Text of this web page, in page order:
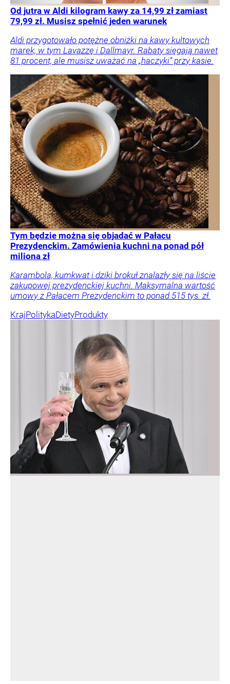
Od jutra w Aldi kilogram kawy za 14,99 zł zamiast
79,99 zł. Musisz spełnić jeden warunek
Aldi przygotowało potężne obniżki na kawy kultowych
marek, w tym Lavazzę i Dallmayr. Rabaty sięgają nawet
81 procent, ale musisz uważać na „haczyki” przy kasie.
Tym będzie można się objadać w Pałacu
Prezydenckim. Zamówienia kuchni na ponad pół
miliona zł
Karambola, kumkwat i dziki brokuł znalazły się na liście
zakupowej prezydenckiej kuchni. Maksymalna wartość
umowy z Pałacem Prezydenckim to ponad 515 tys. zł.
KrajPolitykaDietyProdukty